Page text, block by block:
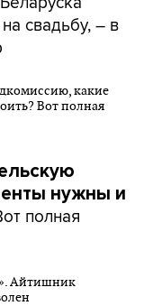
свадьбу, – в
нужны и
полная